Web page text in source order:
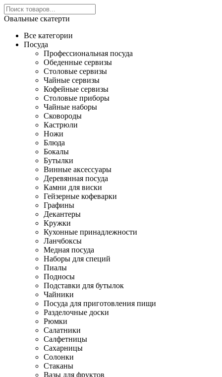
Овальные скатерти
Все категории
Посуда
Профессиональная посуда
Обеденные сервизы
Столовые сервизы
Чайные сервизы
Кофейные сервизы
Столовые приборы
Чайные наборы
Сковороды
Кастрюли
Ножи
Блюда
Бокалы
Бутылки
Винные аксессуары
Деревянная посуда
Камни для виски
Гейзерные кофеварки
Графины
Декантеры
Кружки
Кухонные принадлежности
Ланчбоксы
Медная посуда
Наборы для специй
Пиалы
Подносы
Подставки для бутылок
Чайники
Посуда для приготовления пищи
Разделочные доски
Рюмки
Салатники
Салфетницы
Сахарницы
Солонки
Стаканы
Вазы для фруктов